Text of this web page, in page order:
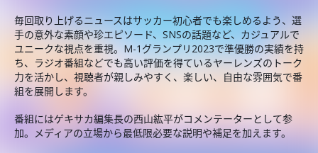
毎回取り上げるニュースはサッカー初心者でも楽しめるよう、選
手の意外な素顔や珍エピソード、SNSの話題など、カジュアルで
ユニークな視点を重視。M-1グランプリ2023で準優勝の実績を持
ち、ラジオ番組などでも高い評価を得ているヤーレンズのトーク
力を活かし、視聴者が親しみやすく、楽しい、自由な雰囲気で番
組を展開します。
番組にはゲキサカ編集長の西山紘平がコメンテーターとして参
加。メディアの立場から最低限必要な説明や補足を加えます。